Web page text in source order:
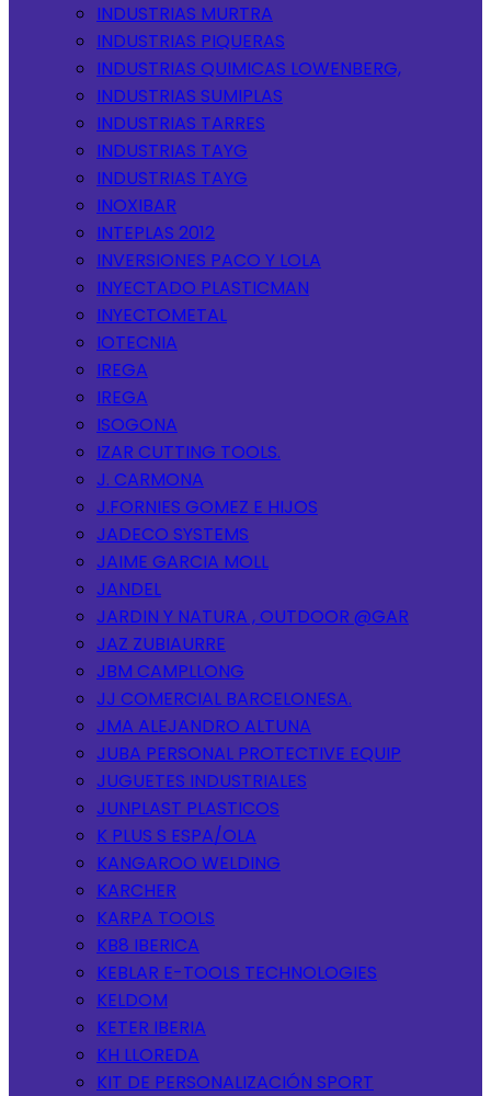
INDUSTRIAS MURTRA
INDUSTRIAS PIQUERAS
INDUSTRIAS QUIMICAS LOWENBERG,
INDUSTRIAS SUMIPLAS
INDUSTRIAS TARRES
INDUSTRIAS TAYG
INDUSTRIAS TAYG
INOXIBAR
INTEPLAS 2012
INVERSIONES PACO Y LOLA
INYECTADO PLASTICMAN
INYECTOMETAL
IOTECNIA
IREGA
IREGA
ISOGONA
IZAR CUTTING TOOLS.
J. CARMONA
J.FORNIES GOMEZ E HIJOS
JADECO SYSTEMS
JAIME GARCIA MOLL
JANDEL
JARDIN Y NATURA , OUTDOOR @GAR
JAZ ZUBIAURRE
JBM CAMPLLONG
JJ COMERCIAL BARCELONESA.
JMA ALEJANDRO ALTUNA
JUBA PERSONAL PROTECTIVE EQUIP
JUGUETES INDUSTRIALES
JUNPLAST PLASTICOS
K PLUS S ESPA/OLA
KANGAROO WELDING
KARCHER
KARPA TOOLS
KB8 IBERICA
KEBLAR E-TOOLS TECHNOLOGIES
KELDOM
KETER IBERIA
KH LLOREDA
KIT DE PERSONALIZACIÓN SPORT